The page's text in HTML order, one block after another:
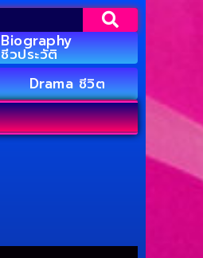
Biography
ชีวประวัติ
Drama ชีวิต